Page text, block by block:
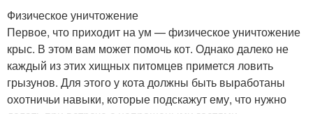
Физическое уничтожение
Первое, что приходит на ум — физическое уничтожение
крыс. В этом вам может помочь кот. Однако далеко не
каждый из этих хищных питомцев примется ловить
грызунов. Для этого у кота должны быть выработаны
охотничьи навыки, которые подскажут ему, что нужно